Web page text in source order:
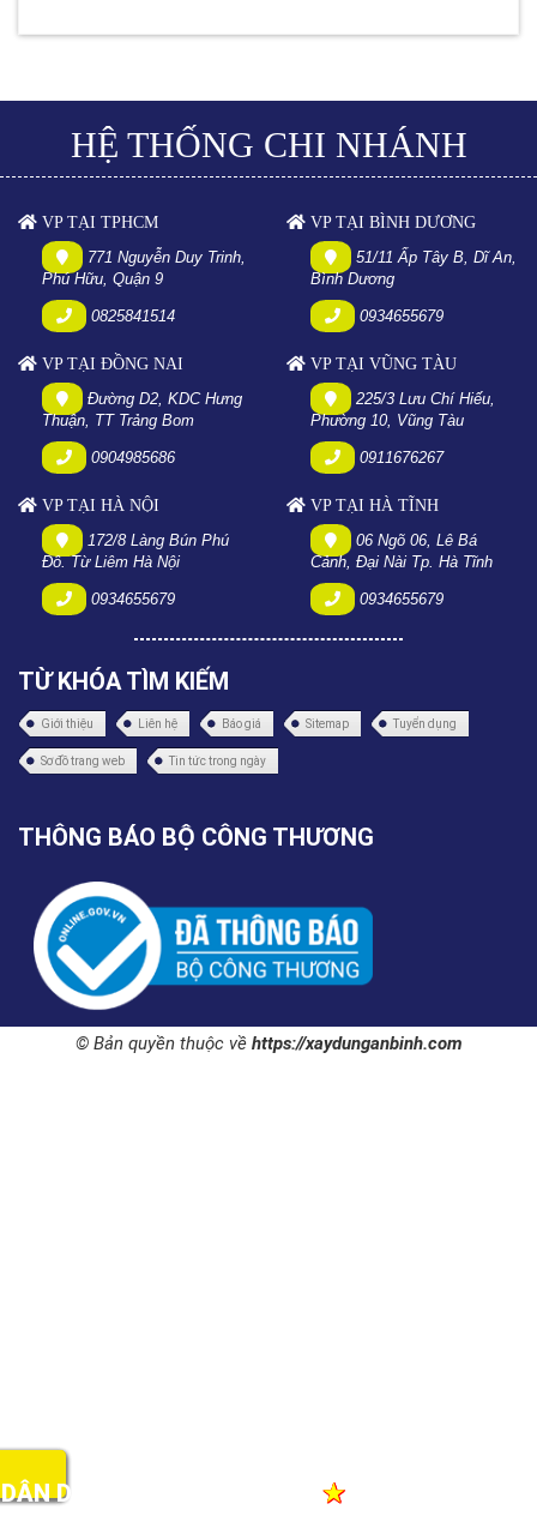
HỆ THỐNG CHI NHÁNH
VP TẠI TPHCM
771 Nguyễn Duy Trinh,
Phú Hữu, Quận 9
0825841514
VP TẠI BÌNH DƯƠNG
51/11 Ấp Tây B, Dĩ An,
Bình Dương
0934655679
VP TẠI ĐỒNG NAI
Đường D2, KDC Hưng
Thuận, TT Trảng Bom
0904985686
VP TẠI VŨNG TÀU
225/3 Lưu Chí Hiếu,
Phường 10, Vũng Tàu
0911676267
VP TẠI HÀ NỘI
172/8 Làng Bún Phú
Đô. Từ Liêm Hà Nội
0934655679
VP TẠI HÀ TĨNH
06 Ngõ 06, Lê Bá
Cảnh, Đại Nài Tp. Hà Tĩnh
0934655679
TỪ KHÓA TÌM KIẾM
Giới thiệu Liên hệ Báo giá Sitemap Tuyển dụng
Sơ đồ trang web Tin tức trong ngày
THÔNG BÁO BỘ CÔNG THƯƠNG
© Bản quyền thuộc về https://xaydunganbinh.com
NGHIỆP NHẬN LÀM TỪ NHỮNG VIỆC